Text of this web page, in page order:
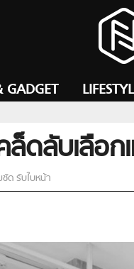
GADGET
ล็ดลับเลือ
ชัด รับใบหน้า